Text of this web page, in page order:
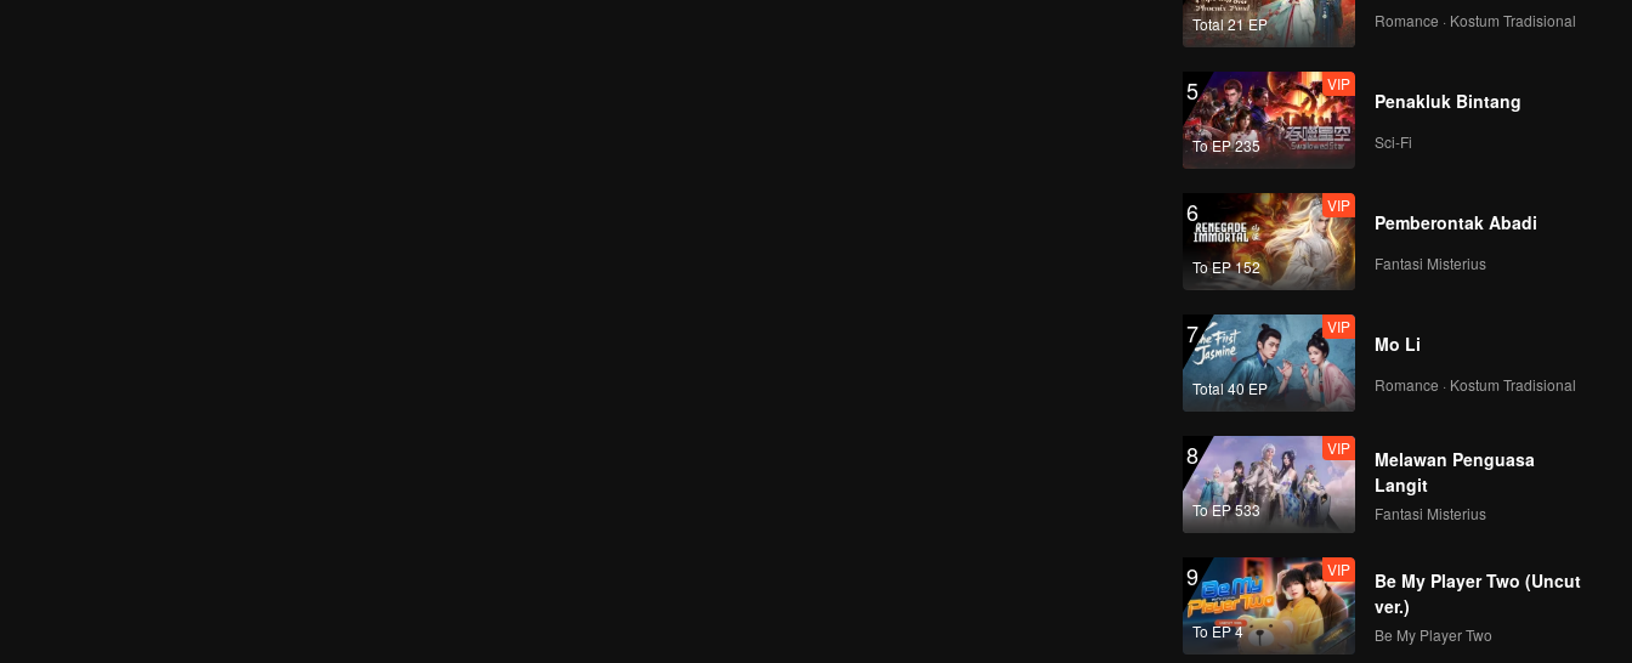
Total 21 EP Romance · Kostum Tradisional
5
To EP 235
VIP
Penakluk Bintang
Sci-Fi
6
To EP 152
VIP
Pemberontak Abadi
Fantasi Misterius
7
Total 40 EP
VIP
Mo Li
Romance · Kostum Tradisional
8
To EP 533
VIP
Melawan Penguasa
Langit
Fantasi Misterius
9
To EP 4
VIP
Be My Player Two (Uncut
ver.)
Be My Player Two